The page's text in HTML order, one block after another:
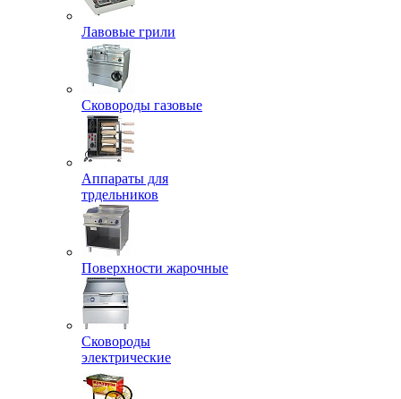
Лавовые грили
Сковороды газовые
Аппараты для
трдельников
Поверхности жарочные
Сковороды
электрические